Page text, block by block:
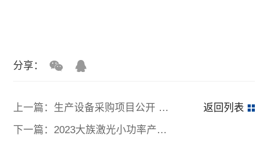
分享：
上一篇：生产设备采购项目公开 招标公告
返回列表
下一篇：2023大族激光小功率产品市场总部展台搭建项目 公开招标公告